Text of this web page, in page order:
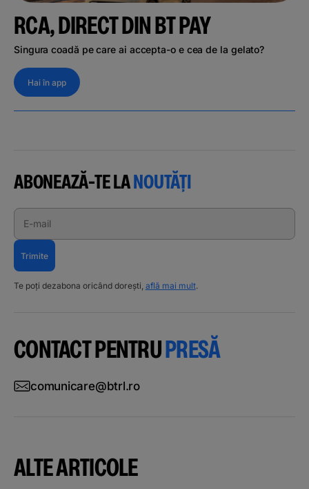
RCA, DIRECT DIN BT PAY
Singura coadă pe care ai accepta-o e cea de la gelato?
Hai în app
ABONEAZĂ-TE LANOUTĂȚI
E-mail
Trimite
Te poți dezabona oricând dorești, află mai mult.
CONTACT PENTRUPRESĂ
comunicare@btrl.ro
ALTE ARTICOLE